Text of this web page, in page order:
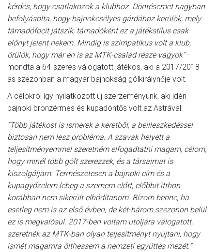
kérdés, hogy csatlakozok a klubhoz. Döntésemet nagyban
befolyásolta, hogy bajnokesélyes gárdához kerülök, mely
támadófocit játszik, támadóként ez a játékstílus csak
előnyt jelent nekem. Mindig is szimpatikus volt a klub,
örülök, hogy már én is az MTK-család része vagyok”-
mondta a 64-szeres válogatott játékos, aki a 2017/2018-
as szezonban a magyar bajnokság gólkirálynője volt.
A célokról így nyilatkozott új szerzeményünk, aki idén
bajnoki bronzérmes és kupadöntős volt az Astrával:
“Több játékost is ismerek a keretből, a beilleszkedéssel
biztosan nem lesz probléma. A szavak helyett a
teljesítményemmel szeretném elfogadtatni magam, célom,
hogy minél több gólt szerezzek, és a társaimat is
kiszolgáljam. Természetesen a bajnoki cím és a
kupagyőzelem lebeg a szemem előtt, előbbit itthon
korábban nem sikerült elhódítanom. Bízom benne, ha
esetleg nem is az első évben, de két-három szezonon belül
ez is megvalósul. 2017-ben voltam utoljára válogatott,
szeretnék az MTK-ban olyan teljesítményt nyújtani, hogy
ismét magamra ölthessem a nemzeti együttes mezét.”